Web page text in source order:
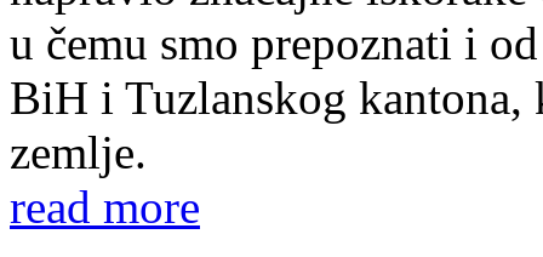
u čemu smo prepoznati i
BiH i Tuzlanskog
zemlje.
read more